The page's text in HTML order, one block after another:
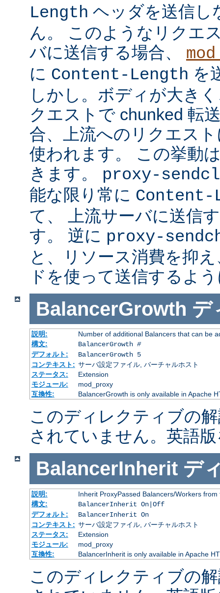
Length ヘッダを送信し
ん。 このようなリクエ
バに送信する場合、
に Content-Length を
しかし。ボディが大き
クエストで chunked 転
合、上流へのリクエス
使われます。 この挙動
きます。 proxy-sendcl
能な限り常に Content-
て、 上流サーバに送信
す。 逆に proxy-
と、リソース消費を抑
ドを使って送信するよ
BalancerGrowth デ
説明:
Number of additional Balancers that can be
構文:
BalancerGrowth #
デフォルト:
BalancerGrowth 5
コンテキスト: サーバ設定ファイル, バーチャルホスト
ステータス:
Extension
モジュール:
mod_proxy
互換性:
BalancerGrowth is only available in Apache
このディレクティブの
されていません。英語
BalancerInherit デ
説明:
Inherit ProxyPassed Balancers/Workers
構文:
BalancerInherit On|Off
デフォルト:
BalancerInherit On
コンテキスト: サーバ設定ファイル, バーチャルホスト
ステータス:
Extension
モジュール:
mod_proxy
互換性:
BalancerInherit is only available in Apache
このディレクティブの